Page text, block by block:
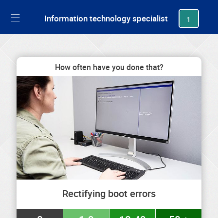
Information technology specialist 1
How often have you done that?
Rectifying boot errors